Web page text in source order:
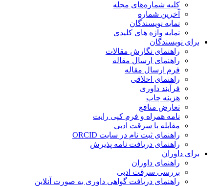
کلیه شماره‌های مجله
آخرین شماره
نمایه نویسندگان
نمایه واژه های کلیدی
برای نویسندگان
راهنمای نگارش مقالات
راهنمای ارسال مقاله
فرم ارسال مقاله
راهنمای اخلاقی
فرآیند داوری
هزینه چاپ
تعارض منافع
نامه همراه و فرم کپی رایت
مقابله با سرقت ادبی
راهنمای ثبت نام در سایت ORCID
راهنمای دریافت نامه پذیرش
برای داوران
راهنمای داوران
بررسی سرقت ادبی
راهنمای دریافت گواهی داوری به صورت آنلاین